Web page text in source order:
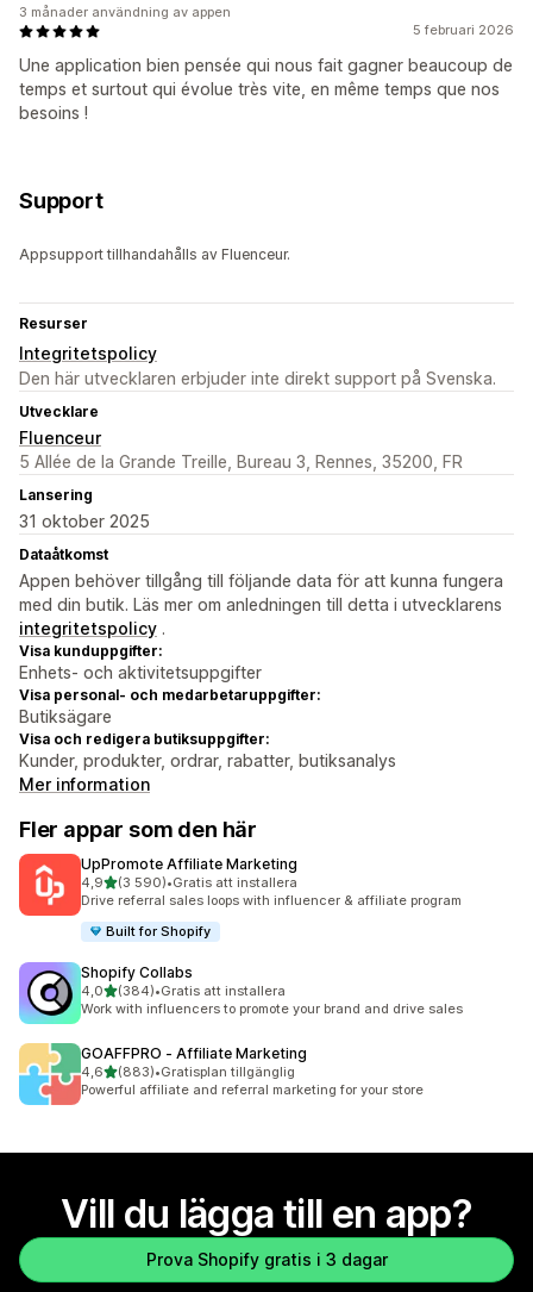
5 februari 2026
Une application bien pensée qui nous fait gagner beaucoup de
temps et surtout qui évolue très vite, en même temps que nos
besoins !
3 månader användning av appen
Support
Appsupport tillhandahålls av Fluenceur.
Resurser
Integritetspolicy
Den här utvecklaren erbjuder inte direkt support på Svenska.
Utvecklare
Fluenceur
5 Allée de la Grande Treille, Bureau 3, Rennes, 35200, FR
Lansering
31 oktober 2025
Dataåtkomst
Appen behöver tillgång till följande data för att kunna fungera
med din butik. Läs mer om anledningen till detta i utvecklarens
integritetspolicy .
Visa kunduppgifter:
Enhets- och aktivitetsuppgifter
Visa personal- och medarbetaruppgifter:
Butiksägare
Visa och redigera butiksuppgifter:
Kunder, produkter, ordrar, rabatter, butiksanalys
Mer information
Fler appar som den här
UpPromote Affiliate Marketing
4,9av 5 stjärnor
(3 590)
3590 recensioner totalt
•Gratis att installera
Drive referral sales loops with influencer & affiliate program
Built for Shopify
Shopify Collabs
4,0av 5 stjärnor
(384)
384 recensioner totalt
•Gratis att installera
Work with influencers to promote your brand and drive sales
GOAFFPRO ‑ Affiliate Marketing
4,6av 5 stjärnor
(883)
883 recensioner totalt
•Gratisplan tillgänglig
Powerful affiliate and referral marketing for your store
Vill du lägga till en app?
Prova Shopify gratis i 3 dagar